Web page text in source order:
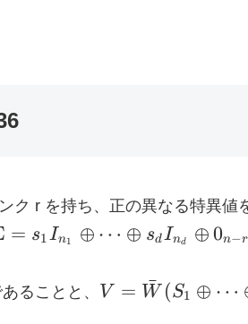
ク r を持ち、正の異なる特異値
= s1In1 ⊕ ⋯ ⊕ sdInd ⊕ 0n−r
ることと、 V =
V = W
ˉ (S1 ⊕ ⋯